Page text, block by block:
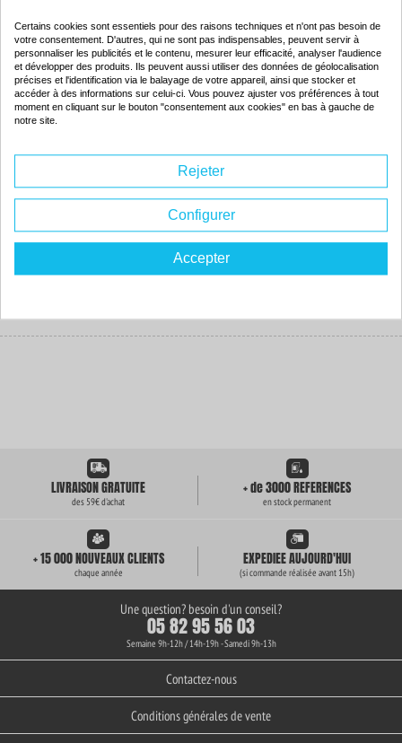
Produits associés
Cartouche d'encre compatible - PHILIPS PFA441 - noir - (PFA441)
ISO 9001 / ISO 14001
25.10€
LIVRAISON GRATUITE
des 59€ d'achat
+ de 3000 REFERENCES
en stock permanent
+ 15 000 NOUVEAUX CLIENTS
chaque année
EXPEDIEE AUJOURD'HUI
(si commande réalisée avant 15h)
Une question? besoin d'un conseil?
05 82 95 56 03
Semaine 9h-12h / 14h-19h - Samedi 9h-13h
Contactez-nous
Conditions générales de vente
Certains cookies sont essentiels pour des raisons techniques et n'ont pas besoin de
votre consentement. D'autres, qui ne sont pas indispensables, peuvent servir à
personnaliser les publicités et le contenu, mesurer leur efficacité, analyser l'audience
et développer des produits. Ils peuvent aussi utiliser des données de géolocalisation
précises et l'identification via le balayage de votre appareil, ainsi que stocker et
accéder à des informations sur celui-ci. Vous pouvez ajuster vos préférences à tout
moment en cliquant sur le bouton "consentement aux cookies" en bas à gauche de
notre site.
Rejeter
Configurer
Accepter